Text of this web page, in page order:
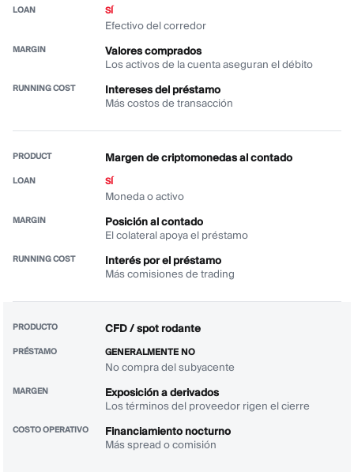
SÍ
Efectivo del corredor
Valores comprados
Los activos de la cuenta aseguran el débito
Intereses del préstamo
Más costos de transacción
Margen de criptomonedas al contado
SÍ
Moneda o activo
Posición al contado
El colateral apoya el préstamo
Interés por el préstamo
Más comisiones de trading
CFD / spot rodante
GENERALMENTE NO
No compra del subyacente
Exposición a derivados
Los términos del proveedor rigen el cierre
Financiamiento nocturno
Más spread o comisión